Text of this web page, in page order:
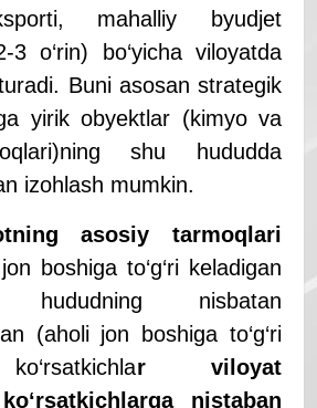
mahalliy byudjet
3 o‘rin) bo‘yicha viloyatda
Buni asosan strategik
yirik obyektlar (kimyo va
shu hududda
izohlash mumkin.
asosiy tarmoqlari
boshiga to‘g‘ri keladigan
hududning nisbatan
(aholi jon boshiga to‘g‘ri
r viloyat
nistaban